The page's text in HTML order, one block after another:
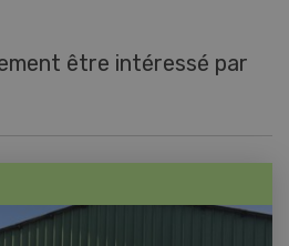
être intéressé par